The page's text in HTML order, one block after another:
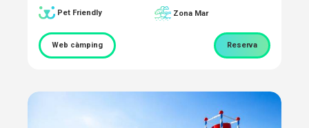
Pet Friendly Zona Mar
Web càmping Reserva